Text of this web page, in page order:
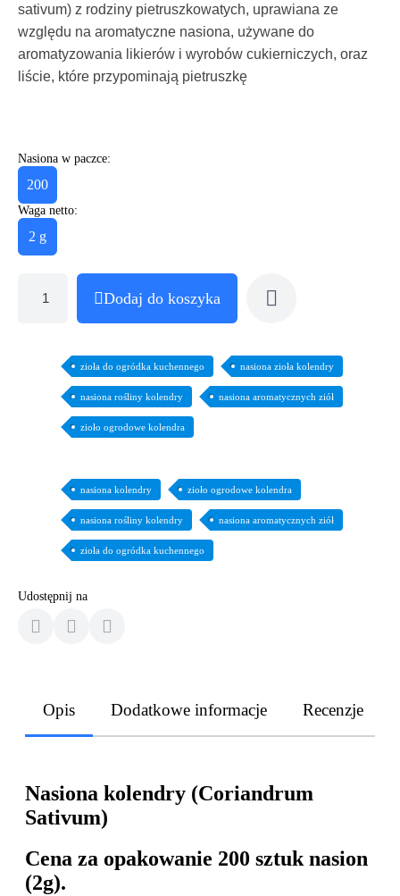
sativum) z rodziny pietruszkowatych, uprawiana ze
względu na aromatyczne nasiona, używane do
aromatyzowania likierów i wyrobów cukierniczych, oraz
liście, które przypominają pietruszkę
Nasiona w paczce:
200
Waga netto:
2 g
Dodaj do koszyka
zioła do ogródka kuchennego nasiona zioła kolendry
nasiona rośliny kolendry nasiona aromatycznych ziół
zioło ogrodowe kolendra
nasiona kolendry zioło ogrodowe kolendra
nasiona rośliny kolendry nasiona aromatycznych ziół
zioła do ogródka kuchennego
Udostępnij na
Opis Dodatkowe informacje Recenzje
Nasiona kolendry (Coriandrum
Sativum)
Cena za opakowanie 200 sztuk nasion
(2g).